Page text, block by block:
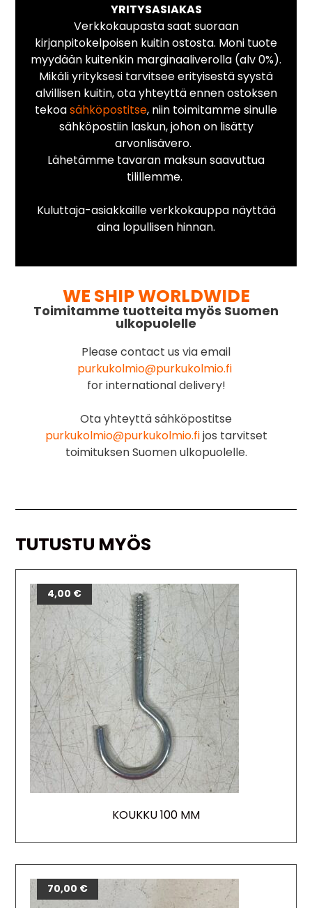
YRITYSASIAKAS
Verkkokaupasta saat suoraan
kirjanpitokelpoisen kuitin ostosta. Moni tuote
myydään kuitenkin marginaaliverolla (alv 0%).
Mikäli yrityksesi tarvitsee erityisestä syystä
alvillisen kuitin, ota yhteyttä ennen ostoksen
tekoasähköpostitse, niin toimitamme sinulle
sähköpostiin laskun, johon on lisätty
arvonlisävero.
Lähetämme tavaran maksun saavuttua
tilillemme.
Kuluttaja-asiakkaille verkkokauppa näyttää
aina lopullisen hinnan.
WE SHIP WORLDWIDE
Toimitamme tuotteita myös Suomen
ulkopuolelle
Please contact us via email
purkukolmio@purkukolmio.fi
for international delivery!
Ota yhteyttä sähköpostitse
purkukolmio@purkukolmio.fijos tarvitset
toimituksen Suomen ulkopuolelle.
TUTUSTU MYÖS
KOUKKU 100 MM
4,00 €
70,00 €